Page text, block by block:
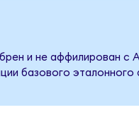
и не аффилирован с
базового эталонного